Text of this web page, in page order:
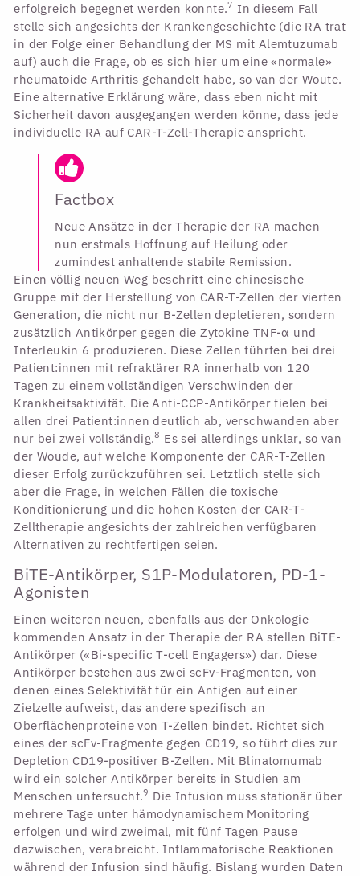
erfolgreich begegnet werden konnte.7 In diesem Fall
stelle sich angesichts der Krankengeschichte (die RA trat
in der Folge einer Behandlung der MS mit Alemtuzumab
auf) auch die Frage, ob es sich hier um eine «normale»
rheumatoide Arthritis gehandelt habe, so van der Woute.
Eine alternative Erklärung wäre, dass eben nicht mit
Sicherheit davon ausgegangen werden könne, dass jede
individuelle RA auf CAR-T-Zell-Therapie anspricht.
Factbox
Neue Ansätze in der Therapie der RA machen
nun erstmals Hoffnung auf Heilung oder
zumindest anhaltende stabile Remission.
Einen völlig neuen Weg beschritt eine chinesische
Gruppe mit der Herstellung von CAR-T-Zellen der vierten
Generation, die nicht nur B-Zellen depletieren, sondern
zusätzlich Antikörper gegen die Zytokine TNF-α und
Interleukin 6 produzieren. Diese Zellen führten bei drei
Patient:innen mit refraktärer RA innerhalb von 120
Tagen zu einem vollständigen Verschwinden der
Krankheitsaktivität. Die Anti-CCP-Antikörper fielen bei
allen drei Patient:innen deutlich ab, verschwanden aber
nur bei zwei vollständig.8 Es sei allerdings unklar, so van
der Woude, auf welche Komponente der CAR-T-Zellen
dieser Erfolg zurückzuführen sei. Letztlich stelle sich
aber die Frage, in welchen Fällen die toxische
Konditionierung und die hohen Kosten der CAR-T-
Zelltherapie angesichts der zahlreichen verfügbaren
Alternativen zu rechtfertigen seien.
BiTE-Antikörper, S1P-Modulatoren, PD-1-
Agonisten
Einen weiteren neuen, ebenfalls aus der Onkologie
kommenden Ansatz in der Therapie der RA stellen BiTE-
Antikörper («Bi-specific T-cell Engagers») dar. Diese
Antikörper bestehen aus zwei scFv-Fragmenten, von
denen eines Selektivität für ein Antigen auf einer
Zielzelle aufweist, das andere spezifisch an
Oberflächenproteine von T-Zellen bindet. Richtet sich
eines der scFv-Fragmente gegen CD19, so führt dies zur
Depletion CD19-positiver B-Zellen. Mit Blinatomumab
wird ein solcher Antikörper bereits in Studien am
Menschen untersucht.9 Die Infusion muss stationär über
mehrere Tage unter hämodynamischem Monitoring
erfolgen und wird zweimal, mit fünf Tagen Pause
dazwischen, verabreicht. Inflammatorische Reaktionen
während der Infusion sind häufig. Bislang wurden Daten